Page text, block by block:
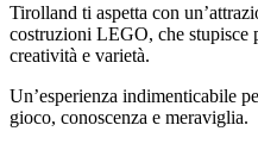
Tirolland ti aspetta con
costruzioni LEGO, che stupisce
creatività e varietà.
Un’esperienza indimenticabile
gioco, conoscenza e meraviglia.